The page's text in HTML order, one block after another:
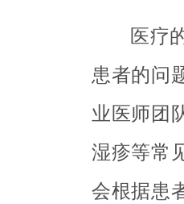
医疗
患者的问
业医师团
湿疹等常
会根据患